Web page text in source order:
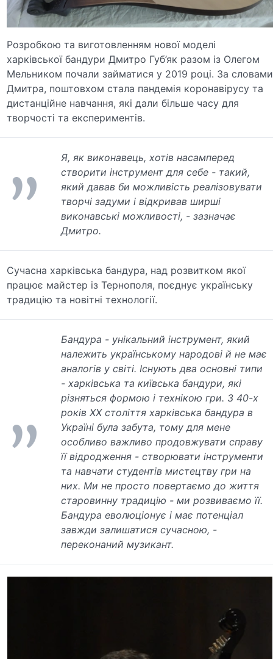
Розробкою та виготовленням нової моделі
харківської бандури Дмитро Губ’як разом із Олегом
Мельником почали займатися у 2019 році. За словами
Дмитра, поштовхом стала пандемія коронавірусу та
дистанційне навчання, які дали більше часу для
творчості та експериментів.
Я, як виконавець, хотів насамперед
створити інструмент для себе - такий,
який давав би можливість реалізовувати
творчі задуми і відкривав ширші
виконавські можливості, - зазначає
Дмитро.
Сучасна харківська бандура, над розвитком якої
працює майстер із Тернополя, поєднує українську
традицію та новітні технології.
Бандура - унікальний інструмент, який
належить українському народові й не має
аналогів у світі. Існують два основні типи
- харківська та київська бандури, які
різняться формою і технікою гри. З 40-х
років ХХ століття харківська бандура в
Україні була забута, тому для мене
особливо важливо продовжувати справу
її відродження - створювати інструменти
та навчати студентів мистецтву гри на
них. Ми не просто повертаємо до життя
старовинну традицію - ми розвиваємо її.
Бандура еволюціонує і має потенціал
завжди залишатися сучасною, -
переконаний музикант.